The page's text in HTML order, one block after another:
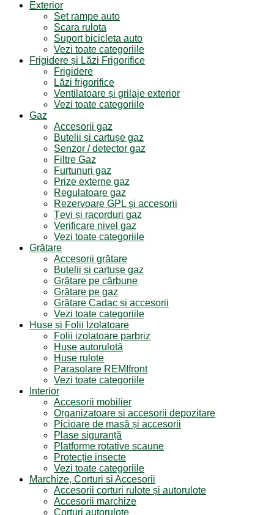
Exterior
Set rampe auto
Scara rulota
Suport bicicleta auto
Vezi toate categoriile
Frigidere și Lăzi Frigorifice
Frigidere
Lăzi frigorifice
Ventilatoare și grilaje exterior
Vezi toate categoriile
Gaz
Accesorii gaz
Butelii și cartușe gaz
Senzor / detector gaz
Filtre Gaz
Furtunuri gaz
Prize externe gaz
Regulatoare gaz
Rezervoare GPL și accesorii
Țevi și racorduri gaz
Verificare nivel gaz
Vezi toate categoriile
Grătare
Accesorii grătare
Butelii și cartușe gaz
Grătare pe cărbune
Grătare pe gaz
Grătare Cadac și accesorii
Vezi toate categoriile
Huse și Folii Izolatoare
Folii izolatoare parbriz
Huse autorulotă
Huse rulote
Parasolare REMIfront
Vezi toate categoriile
Interior
Accesorii mobilier
Organizatoare si accesorii depozitare
Picioare de masă și accesorii
Plase siguranță
Platforme rotative scaune
Protecție insecte
Vezi toate categoriile
Marchize, Corturi si Accesorii
Accesorii corturi rulote și autorulote
Accesorii marchize
Corturi autorulote